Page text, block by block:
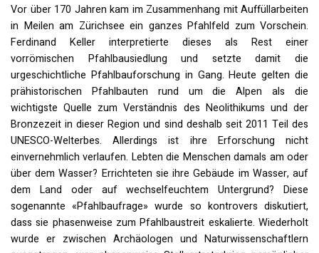
Vor über 170 Jahren kam im Zusammenhang mit Auffüllarbeiten
in Meilen am Zürichsee ein ganzes Pfahlfeld zum Vorschein.
Ferdinand Keller interpretierte dieses als Rest einer
vorrömischen Pfahlbausiedlung und setzte damit die
urgeschichtliche Pfahlbauforschung in Gang. Heute gelten die
prähistorischen Pfahlbauten rund um die Alpen als die
wichtigste Quelle zum Verständnis des Neolithikums und der
Bronzezeit in dieser Region und sind deshalb seit 2011 Teil des
UNESCO-Welterbes. Allerdings ist ihre Erforschung nicht
einvernehmlich verlaufen. Lebten die Menschen damals am oder
über dem Wasser? Errichteten sie ihre Gebäude im Wasser, auf
dem Land oder auf wechselfeuchtem Untergrund? Diese
sogenannte «Pfahlbaufrage» wurde so kontrovers diskutiert,
dass sie phasenweise zum Pfahlbaustreit eskalierte. Wiederholt
wurde er zwischen Archäologen und Naturwissenschaftlern